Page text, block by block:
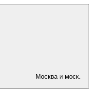
Москва и моск.